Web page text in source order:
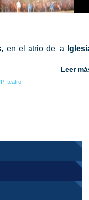
en el atrio de la
Leer
teatro